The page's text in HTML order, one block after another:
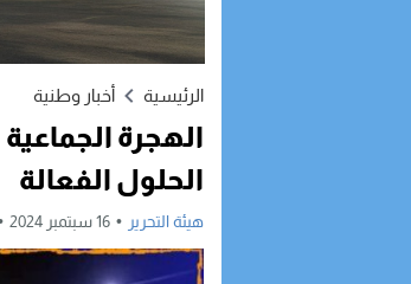
الرئيسية أخبار وطنية
الهجرة
الحلول الفعالة
هيئة التحرير 16 سبتمبر 2024